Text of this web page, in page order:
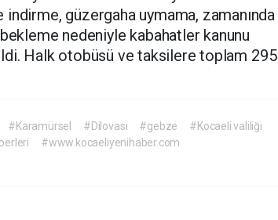
güzergaha uymama, zamanında
nedeniyle kabahatler kanunu
Halk otobüsü ve taksilere toplam 295
#Karamürsel #Dilovası #gebze
#Kocaeli valiliği
#www.kocaeliyenihaber.com